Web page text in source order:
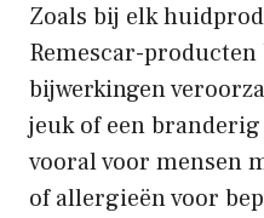
Zoals bij elk
Remescar-
bijwerkingen
jeuk of een
vooral voor mensen
of allergieën voor